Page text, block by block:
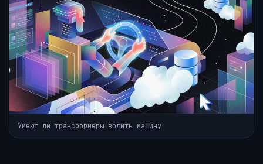
Умеют ли трансформеры водить машину